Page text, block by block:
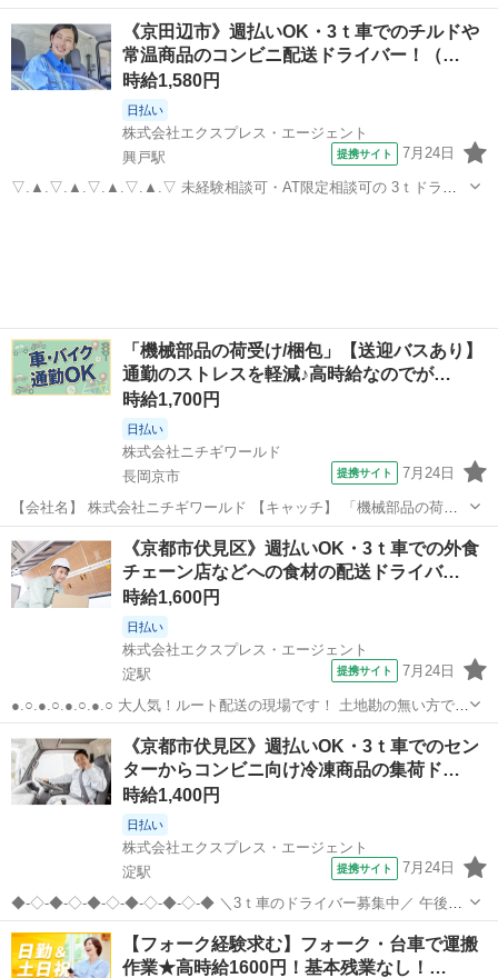
排気処理装置を扱います！ ＜具体的には…＞ ◆各種納品物(パーツ・
加工前材料など)の受入 ◆受入納品物の納品処理 ・POSシステムによ
る納品管理 ・簡易的なシ...
京都 長岡京市 長岡京駅 ドライバー
《京田辺市》週払いOK・3ｔ車でのチルドや
常温商品のコンビニ配送ドライバー！（…
時給1,580円
日払い
株式会社エクスプレス・エージェント
興戸駅
提携サイト 7月24日
▽.▲.▽.▲.▽.▲.▽.▲.▽ 未経験相談可・AT限定相談可の 3ｔドライ
「機械部品の荷受け/梱包」【送迎バスあり】
通勤のストレスを軽減♪高時給なのでが…
時給1,700円
日払い
株式会社ニチギワールド
長岡京市
提携サイト 7月24日
【会社名】 株式会社ニチギワールド 【キャッチ】 「機械部品の荷受
け/梱包」【送迎バスあり】通勤のストレスを軽減♪高時給なのでがつ
り稼げる☆彡日払い＆週払い制度あり！履歴書不要で簡単スタート◎
【コメント】 ★当社の魅力...
京都 長岡京市 ドライバー
《京都市伏見区》週払いOK・3ｔ車での外食
チェーン店などへの食材の配送ドライバ…
時給1,600円
日払い
株式会社エクスプレス・エージェント
淀駅
提携サイト 7月24日
●.○.●.○.●.○.●.○ 大人気！ルート配送の現場です！ 土地勘の無い方でも
研修期間で 先輩スタッフが丁寧に伝授します♪ サポート体制が整って
いますよ◎ ●.○.●.○.●.○.●.○ —————————————— ...
京都 京都市 淀駅 ドライバー
《京都市伏見区》週払いOK・3ｔ車でのセン
ターからコンビニ向け冷凍商品の集荷ド…
時給1,400円
日払い
株式会社エクスプレス・エージェント
淀駅
提携サイト 7月24日
◆-◇-◆-◇-◆-◇-◆-◇-◆-◇-◆ ＼3ｔ車のドライバー募集中／ 午後か
らのお仕事なので 時間に余裕を持って働けます！ 今までの経験を活か
して働いてみませんか？ 気になったら今すぐ詳細をチェック☆ ◆-◇-
◆-◇-◆...
京都 京都市 ドライバー
【フォーク経験求む】フォーク・台車で運搬
作業★高時給1600円！基本残業なし！…